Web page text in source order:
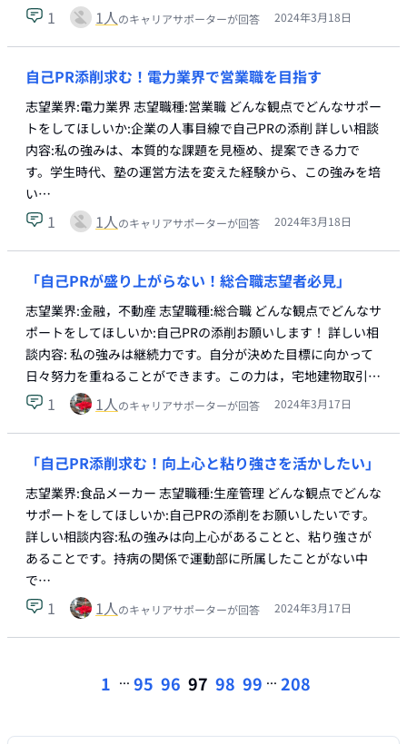
1 1人のキャリアサポーターが回答 2024年3月18日
自己PR添削求む！電力業界で営業職を目指す
志望業界:電力業界 志望職種:営業職 どんな観点でどんなサポー
トをしてほしいか:企業の人事目線で自己PRの添削 詳しい相談
内容:私の強みは、本質的な課題を見極め、提案できる力で
す。学生時代、塾の運営方法を変えた経験から、この強みを培
い…
1 1人のキャリアサポーターが回答 2024年3月18日
「自己PRが盛り上がらない！総合職志望者必見」
志望業界:金融，不動産 志望職種:総合職 どんな観点でどんなサ
ポートをしてほしいか:自己PRの添削お願いします！ 詳しい相
談内容: 私の強みは継続力です。自分が決めた目標に向かって
日々努力を重ねることができます。この力は，宅地建物取引…
1 1人のキャリアサポーターが回答 2024年3月17日
「自己PR添削求む！向上心と粘り強さを活かしたい」
志望業界:食品メーカー 志望職種:生産管理 どんな観点でどんな
サポートをしてほしいか:自己PRの添削をお願いしたいです。
詳しい相談内容:私の強みは向上心があることと、粘り強さが
あることです。持病の関係で運動部に所属したことがない中
で…
1 1人のキャリアサポーターが回答 2024年3月17日
1 ... 95 96 97 98 99 ... 208